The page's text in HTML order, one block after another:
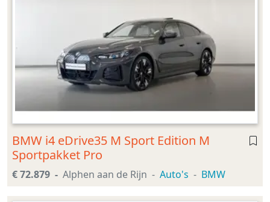
BMW i4 eDrive35 M Sport Edition M
Sportpakket Pro
€ 72.879 Alphen aan de Rijn Auto's BMW